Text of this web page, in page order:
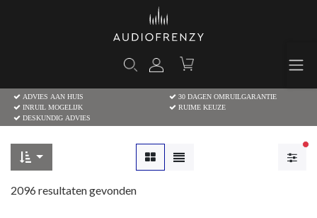
ADVIES AAN HUIS
30 DAGEN OMRUILGARANTIE
INRUIL MOGELIJK
RUIME KEUZE
DESKUNDIG ADVIES
2096resultaten gevonden